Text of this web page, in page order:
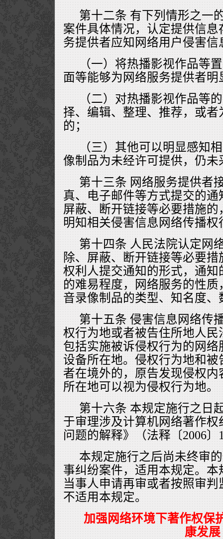
第十二条 有下列情形之一
案件具体情况，认定提供信
务提供者应知网络用户侵害信
（一）将热播影视作品等
面等能够为网络服务提供者
（二）对热播影视作品等
择、编辑、整理、推荐，或
的；
（三）其他可以明显感知
像制品为未经许可提供，仍
第十三条 网络服务提供者
真、电子邮件等方式提交的
屏蔽、断开链接等必要措施
明知相关侵害信息网络传播权
第十四条 人民法院认定网
除、屏蔽、断开链接等必要
权利人提交通知的形式，通
的难易程度，网络服务的性
音录像制品的类型、知名度
第十五条 侵害信息网络传
权行为地或者被告住所地人
包括实施被诉侵权行为的网
设备所在地。侵权行为地和
者在境外的，原告发现侵权
所在地可以视为侵权行为地。
第十六条 本规定施行之日
于审理涉及计算机网络著作
问题的解释》（法释〔2006
本规定施行之后尚未终审
事纠纷案件，适用本规定。
当事人申请再审或者按照审
不适用本规定。
加强网络环境下著作权保
康发展